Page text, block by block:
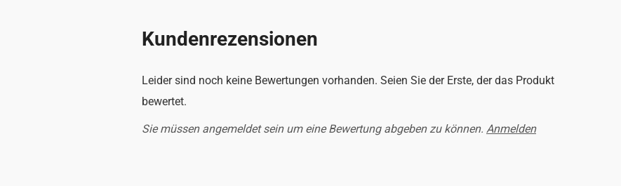
Kundenrezensionen
Leider sind noch keine Bewertungen vorhanden. Seien Sie der Erste, der das Produkt
bewertet.
Sie müssen angemeldet sein um eine Bewertung abgeben zu können. Anmelden